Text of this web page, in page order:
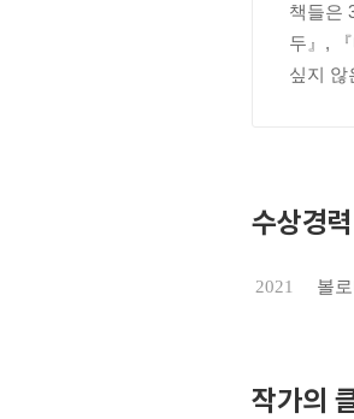
책들은
두』,
싶지 않
수상경력
2021 볼
작가의